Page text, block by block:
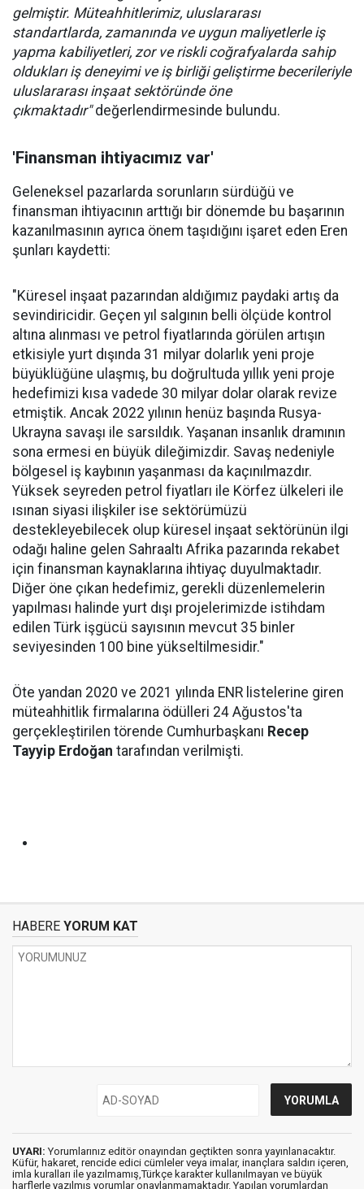
gelmiştir. Müteahhitlerimiz, uluslararası
standartlarda, zamanında ve uygun maliyetlerle iş
yapma kabiliyetleri, zor ve riskli coğrafyalarda sahip
oldukları iş deneyimi ve iş birliği geliştirme becerileriyle
uluslararası inşaat sektöründe öne
çıkmaktadır"değerlendirmesinde bulundu.
'Finansman ihtiyacımız var'
Geleneksel pazarlarda sorunların sürdüğü ve
finansman ihtiyacının arttığı bir dönemde bu başarının
kazanılmasının ayrıca önem taşıdığını işaret eden Eren
şunları kaydetti:
"Küresel inşaat pazarından aldığımız paydaki artış da
sevindiricidir. Geçen yıl salgının belli ölçüde kontrol
altına alınması ve petrol fiyatlarında görülen artışın
etkisiyle yurt dışında 31 milyar dolarlık yeni proje
büyüklüğüne ulaşmış, bu doğrultuda yıllık yeni proje
hedefimizi kısa vadede 30 milyar dolar olarak revize
etmiştik. Ancak 2022 yılının henüz başında Rusya-
Ukrayna savaşı ile sarsıldık. Yaşanan insanlık dramının
sona ermesi en büyük dileğimizdir. Savaş nedeniyle
bölgesel iş kaybının yaşanması da kaçınılmazdır.
Yüksek seyreden petrol fiyatları ile Körfez ülkeleri ile
ısınan siyasi ilişkiler ise sektörümüzü
destekleyebilecek olup küresel inşaat sektörünün ilgi
odağı haline gelen Sahraaltı Afrika pazarında rekabet
için finansman kaynaklarına ihtiyaç duyulmaktadır.
Diğer öne çıkan hedefimiz, gerekli düzenlemelerin
yapılması halinde yurt dışı projelerimizde istihdam
edilen Türk işgücü sayısının mevcut 35 binler
seviyesinden 100 bine yükseltilmesidir."
Öte yandan 2020 ve 2021 yılında ENR listelerine giren
müteahhitlik firmalarına ödülleri 24 Ağustos'ta
gerçekleştirilen törende Cumhurbaşkanı Recep
Tayyip Erdoğan tarafından verilmişti.
HABERE YORUM KAT
UYARI: Yorumlarınız editör onayından geçtikten sonra yayınlanacaktır.
Küfür, hakaret, rencide edici cümleler veya imalar, inançlara saldırı içeren,
imla kuralları ile yazılmamış,Türkçe karakter kullanılmayan ve büyük
harflerle yazılmış yorumlar onaylanmamaktadır. Yapılan yorumlardan